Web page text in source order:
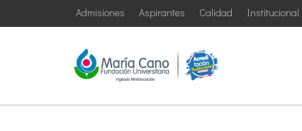
Institucional
Calidad
Aspirantes
Admisiones